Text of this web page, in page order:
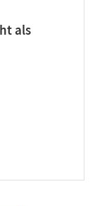
als